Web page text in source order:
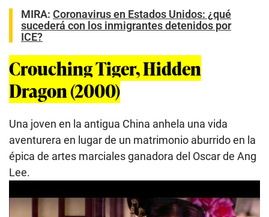
MIRA: Coronavirus en Estados Unidos: ¿qué
sucederá con los inmigrantes detenidos por
ICE?
Crouching Tiger, Hidden
Dragon (2000)
Una joven en la antigua China anhela una vida
aventurera en lugar de un matrimonio aburrido en la
épica de artes marciales ganadora del Oscar de Ang
Lee.